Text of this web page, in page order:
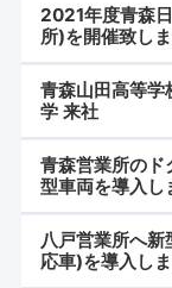
2021年度青森
所)を開催致し
青森山田高等
学 来社
青森営業所の
型車両を導入し
八戸営業所へ
応車)を導入しま